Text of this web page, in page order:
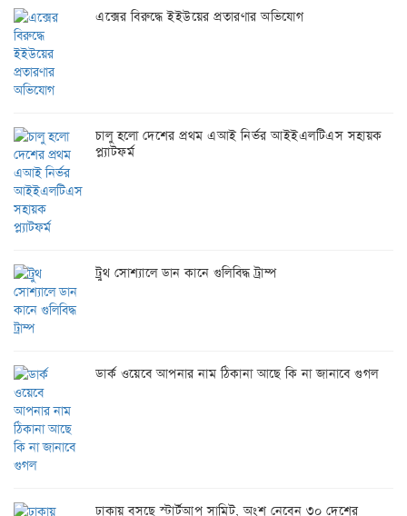
এক্সের বিরুদ্ধে ইইউয়ের প্রতারণার অভিযোগ
চালু হলো দেশের প্রথম এআই নির্ভর আইইএলটিএস সহায়ক
প্ল্যাটফর্ম
ট্রুথ সোশ্যালে ডান কানে গুলিবিদ্ধ ট্রাম্প
ডার্ক ওয়েবে আপনার নাম ঠিকানা আছে কি না জানাবে গুগল
ঢাকায় বসছে স্টার্টআপ সামিট, অংশ নেবেন ৩০ দেশের